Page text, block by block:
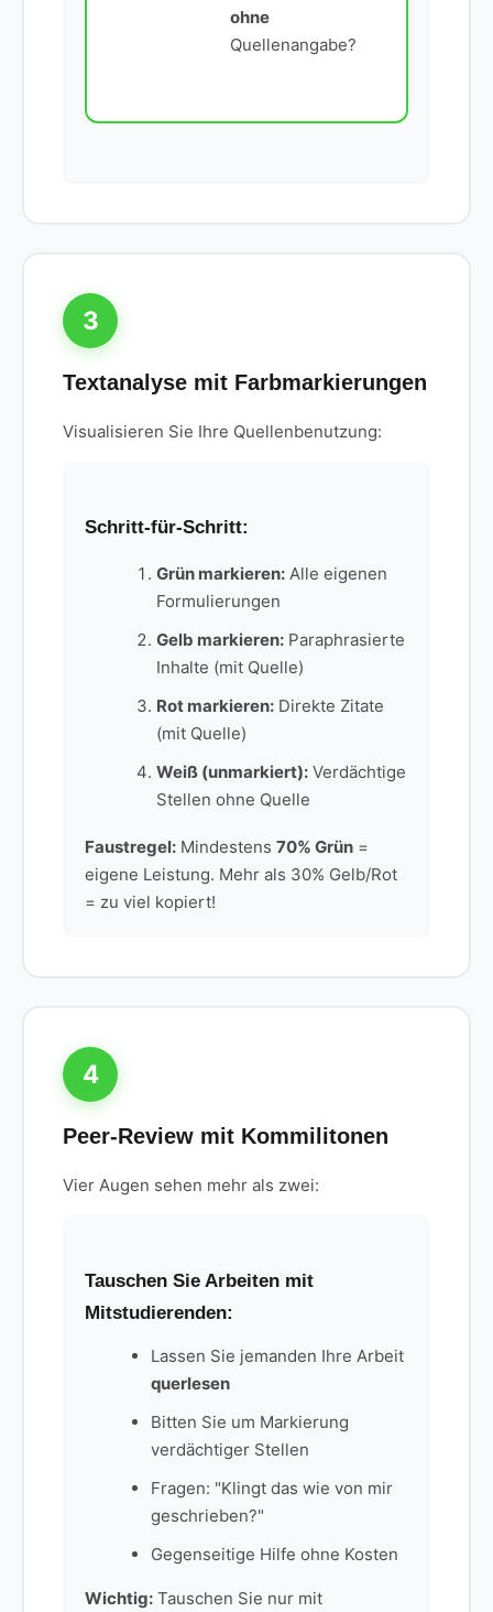
ohne
Quellenangabe?
3
Textanalyse mit Farbmarkierungen
Visualisieren Sie Ihre Quellenbenutzung:
Schritt-für-Schritt:
Grün markieren: Alle eigenen
Formulierungen
Gelb markieren: Paraphrasierte
Inhalte (mit Quelle)
Rot markieren: Direkte Zitate
(mit Quelle)
Weiß (unmarkiert): Verdächtige
Stellen ohne Quelle
Faustregel: Mindestens 70% Grün =
eigene Leistung. Mehr als 30% Gelb/Rot
= zu viel kopiert!
4
Peer-Review mit Kommilitonen
Vier Augen sehen mehr als zwei:
Tauschen Sie Arbeiten mit
Mitstudierenden:
Lassen Sie jemanden Ihre Arbeit
querlesen
Bitten Sie um Markierung
verdächtiger Stellen
Fragen: "Klingt das wie von mir
geschrieben?"
Gegenseitige Hilfe ohne Kosten
Wichtig: Tauschen Sie nur mit